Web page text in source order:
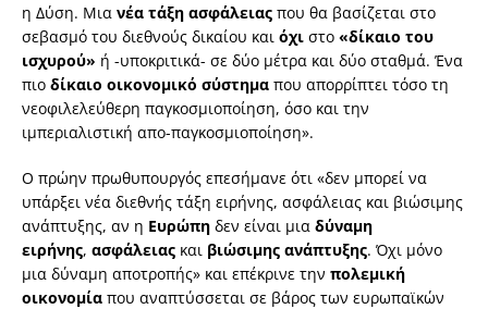
η Δύση. Μια νέα τάξη ασφάλειας που θα βασίζεται στο
σεβασμό του διεθνούς δικαίου και όχι στο «δίκαιο του
ισχυρού» ή -υποκριτικά- σε δύο μέτρα και δύο σταθμά. Ένα
πιο δίκαιο οικονομικό σύστημα που απορρίπτει τόσο τη
νεοφιλελεύθερη παγκοσμιοποίηση, όσο και την
ιμπεριαλιστική απο-παγκοσμιοποίηση».
Ο πρώην πρωθυπουργός επεσήμανε ότι «δεν μπορεί να
υπάρξει νέα διεθνής τάξη ειρήνης, ασφάλειας και βιώσιμης
ανάπτυξης, αν η Ευρώπη δεν είναι μια δύναμη
ειρήνης, ασφάλειας και βιώσιμης ανάπτυξης. Όχι μόνο
μια δύναμη αποτροπής» και επέκρινε την πολεμική
οικονομία που αναπτύσσεται σε βάρος των ευρωπαϊκών